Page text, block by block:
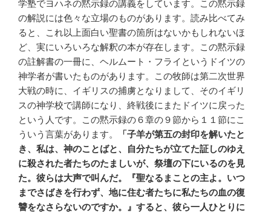
学塾でヨハネの黙示録の講義をしています。この黙示録
の解説には色々な立場のものがあります。読み比べてみ
ると、これ以上面白い聖書の箇所はないかもしれないほ
ど、実にいろいろな解釈の本が存在します。この黙示録
の註解書の一冊に、ヘルムート・フライというドイツの
神学者が書いたものがあります。この牧師は第二次世界
大戦の時に、イギリスの捕虜となりまして、そのイギリ
スの神学校で講師になり、終戦後にまたドイツに戻った
という人です。この黙示録の６章の９節から１１節にこ
ういう言葉があります。
「子羊が第五の封印を解いたと
き、私は、神のことばと、自分たちが立てた証しのゆえ
に殺された者たちのたましいが、 祭壇の下にいるのを見
た。彼らは大声で叫んだ。『聖なるまことの主よ。いつ
までさばきを行わず、地に住む者たちに私たちの血の復
讐をなさらないのですか。』すると、彼ら一人ひとりに